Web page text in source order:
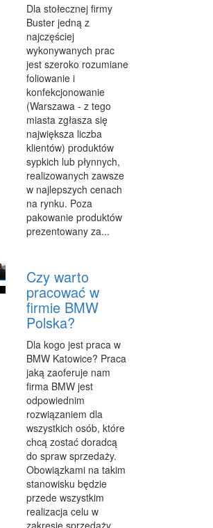
Dla stołecznej firmy
Buster jedną z
najczęściej
wykonywanych prac
jest szeroko rozumiane
foliowanie i
konfekcjonowanie
(Warszawa - z tego
miasta zgłasza się
największa liczba
klientów) produktów
sypkich lub płynnych,
realizowanych zawsze
w najlepszych cenach
na rynku. Poza
pakowanie produktów
prezentowany za...
Czy warto
pracować w
firmie BMW
Polska?
Dla kogo jest praca w
BMW Katowice? Praca
jaką zaoferuje nam
firma BMW jest
odpowiednim
rozwiązaniem dla
wszystkich osób, które
chcą zostać doradcą
do spraw sprzedaży.
Obowiązkami na takim
stanowisku będzie
przede wszystkim
realizacja celu w
zakresie sprzedaży